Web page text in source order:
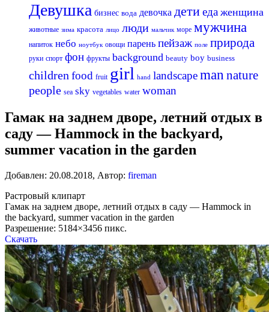
Девушка бизнес вода девочка детиеда женщина
животные зима красота лицо люди мальчик море мужчина
напиток небо ноутбук овощи парень пейзаж поле природа
руки спорт фон фрукты background beauty boy business
childrenfood fruit girl hand landscapeman nature
people sea sky vegetables water woman
Гамак на заднем дворе, летний отдых в
саду — Hammock in the backyard,
summer vacation in the garden
Добавлен: 20.08.2018, Автор: fireman
Растровый клипарт
Гамак на заднем дворе, летний отдых в саду — Hammock in
the backyard, summer vacation in the garden
Разрешение: 5184×3456 пикс.
Скачать